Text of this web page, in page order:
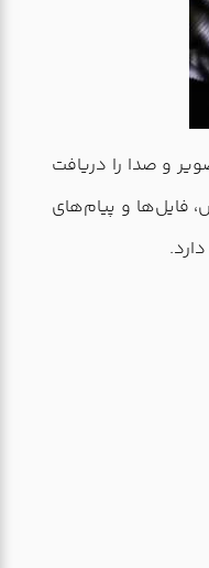
و صدا را دریافت
فایل‌ها و پیام‌های